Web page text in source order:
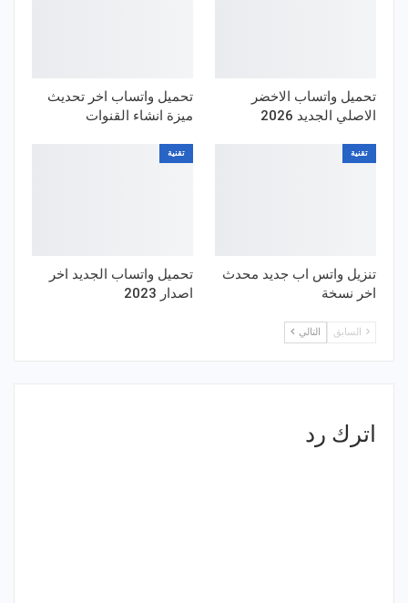
تحميل واتساب الاخضر
الاصلي الجديد 2026
تحميل واتساب اخر تحديث
ميزة انشاء القنوات
تقنية
تنزيل واتس اب جديد محدث
اخر نسخة
تقنية
تحميل واتساب الجديد اخر
اصدار 2023
السابق التالي
اترك رد